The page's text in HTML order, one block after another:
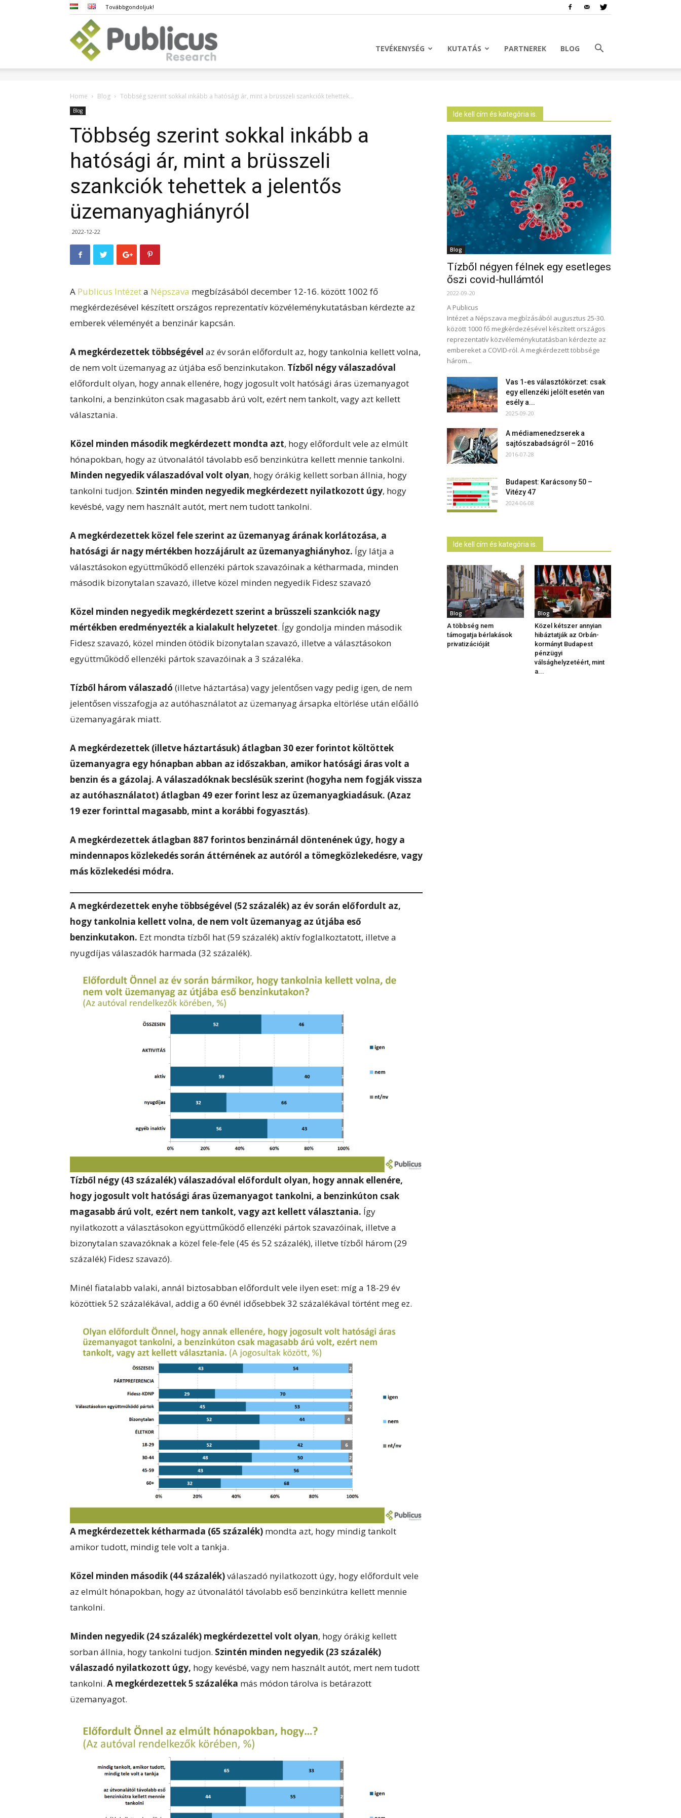
Továbbgondoljuk!
Publicus
TEVÉKENYSÉG KUTATÁS PARTNEREK BLOG
Home Blog Többség szerint sokkal inkább a hatósági ár, mint a brüsszeli szankciók tehettek...
Blog
Többség szerint sokkal inkább a
hatósági ár, mint a brüsszeli
szankciók tehettek a jelentős
üzemanyaghiányról
2022-12-22
A Publicus Intézeta Népszava megbízásából december 12-16. között 1002 fő
megkérdezésével készített országos reprezentatív közvéleménykutatásban kérdezte az
emberek véleményét a benzinár kapcsán.
A megkérdezettek többségével az év során előfordult az, hogy tankolnia kellett volna,
de nem volt üzemanyag az útjába eső benzinkutakon. Tízből négy válaszadóval
előfordult olyan, hogy annak ellenére, hogy jogosult volt hatósági áras üzemanyagot
tankolni, a benzinkúton csak magasabb árú volt, ezért nem tankolt, vagy azt kellett
választania.
Közel minden második megkérdezett mondta azt, hogy előfordult vele az elmúlt
hónapokban, hogy az útvonalától távolabb eső benzinkútra kellett mennie tankolni.
Minden negyedik válaszadóval volt olyan, hogy órákig kellett sorban állnia, hogy
tankolni tudjon. Szintén minden negyedik megkérdezett nyilatkozott úgy, hogy
kevésbé, vagy nem használt autót, mert nem tudott tankolni.
A megkérdezettek közel fele szerint az üzemanyag árának korlátozása, a
hatósági ár nagy mértékben hozzájárult az üzemanyaghiányhoz. Így látja a
választásokon együttműködő ellenzéki pártok szavazóinak a kétharmada, minden
második bizonytalan szavazó, illetve közel minden negyedik Fidesz szavazó
Közel minden negyedik megkérdezett szerint a brüsszeli szankciók nagy
mértékben eredményezték a kialakult helyzetet. Így gondolja minden második
Fidesz szavazó, közel minden ötödik bizonytalan szavazó, illetve a választásokon
együttműködő ellenzéki pártok szavazóinak a 3 százaléka.
Tízből három válaszadó (illetve háztartása) vagy jelentősen vagy pedig igen, de nem
jelentősen visszafogja az autóhasználatot az üzemanyag ársapka eltörlése után előálló
üzemanyagárak miatt.
A megkérdezettek (illetve háztartásuk) átlagban 30 ezer forintot költöttek
üzemanyagra egy hónapban abban az időszakban, amikor hatósági áras volt a
benzin és a gázolaj. A válaszadóknak becslésük szerint (hogyha nem fogják vissza
az autóhasználatot) átlagban 49 ezer forint lesz az üzemanyagkiadásuk. (Azaz
19 ezer forinttal magasabb, mint a korábbi fogyasztás).
A megkérdezettek átlagban 887 forintos benzinárnál döntenének úgy, hogy a
mindennapos közlekedés során áttérnének az autóról a tömegközlekedésre, vagy
más közlekedési módra.
A megkérdezettek enyhe többségével (52 százalék) az év során előfordult az,
hogy tankolnia kellett volna, de nem volt üzemanyag az útjába eső
benzinkutakon. Ezt mondta tízből hat (59 százalék) aktív foglalkoztatott, illetve a
nyugdíjas válaszadók harmada (32 százalék).
Tízből négy (43 százalék) válaszadóval előfordult olyan, hogy annak ellenére,
hogy jogosult volt hatósági áras üzemanyagot tankolni, a benzinkúton csak
magasabb árú volt, ezért nem tankolt, vagy azt kellett választania. Így
nyilatkozott a választásokon együttműködő ellenzéki pártok szavazóinak, illetve a
bizonytalan szavazóknak a közel fele-fele (45 és 52 százalék), illetve tízből három (29
százalék) Fidesz szavazó).
Minél fiatalabb valaki, annál biztosabban előfordult vele ilyen eset: míg a 18-29 év
közöttiek 52 százalékával, addig a 60 évnél idősebbek 32 százalékával történt meg ez.
A megkérdezettek kétharmada (65 százalék) mondta azt, hogy mindig tankolt
amikor tudott, mindig tele volt a tankja.
Közel minden második (44 százalék)válaszadó nyilatkozott úgy, hogy előfordult vele
az elmúlt hónapokban, hogy az útvonalától távolabb eső benzinkútra kellett mennie
tankolni.
Minden negyedik (24 százalék) megkérdezettel volt olyan, hogy órákig kellett
sorban állnia, hogy tankolni tudjon. Szintén minden negyedik (23 százalék)
válaszadó nyilatkozott úgy, hogy kevésbé, vagy nem használt autót, mert nem tudott
tankolni. A megkérdezettek 5 százaléka más módon tárolva is betárazott
üzemanyagot.
Ide kell cím és kategória is.
Blog
Tízből négyen félnek egy esetleges
őszi covid-hullámtól
2022-09-20
A Publicus
Intézet a Népszava megbízásából augusztus 25-30.
között 1000 fő megkérdezésével készített országos
reprezentatív közvéleménykutatásban kérdezte az
embereket a COVID-ról. A megkérdezett többsége
három...
Vas 1-es választókörzet: csak
egy ellenzéki jelölt esetén van
esély a...
2025-09-20
A médiamenedzserek a
sajtószabadságról – 2016
2016-07-28
Budapest: Karácsony 50 –
Vitézy 47
2024-06-08
Ide kell cím és kategória is.
Blog
A többség nem
támogatja bérlakások
privatizációját
Blog
Közel kétszer annyian
hibáztatják az Orbán-
kormányt Budapest
pénzügyi
válsághelyzetéért, mint
a...